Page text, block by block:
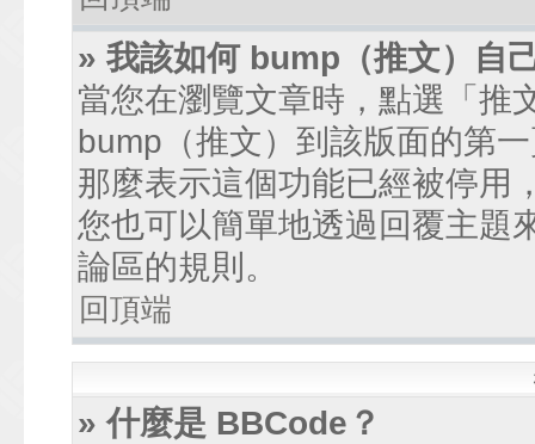
» 我該如何 bump（推文）自
當您在瀏覽文章時，點選「推
bump（推文）到該版面的第
那麼表示這個功能已經被停用
您也可以簡單地透過回覆主題
論區的規則。
回頂端
» 什麼是 BBCode？